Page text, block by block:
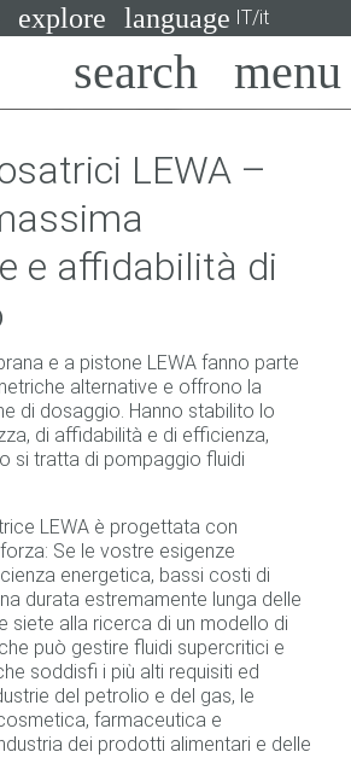
explore language IT/it
LEWA –
e affidabilità di
e a pistone LEWA fanno parte
alternative e offrono la
di dosaggio. Hanno stabilito lo
di affidabilità e di efficienza,
si tratta di pompaggio fluidi
LEWA è progettata con
Se le vostre esigenze
energetica, bassi costi di
durata estremamente lunga delle
siete alla ricerca di un modello di
può gestire fluidi supercritici e
soddisfi i più alti requisiti ed
del petrolio e del gas, le
farmaceutica e
dei prodotti alimentari e delle